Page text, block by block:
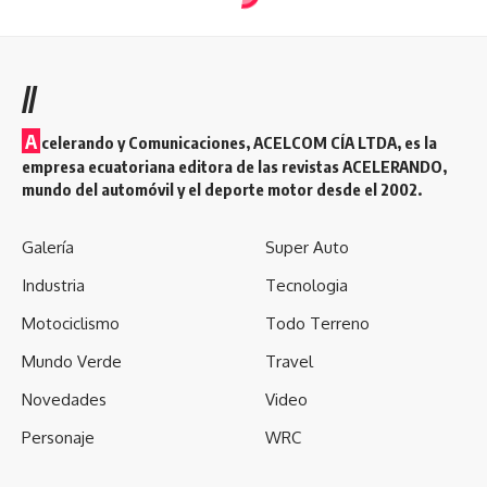
El Mercedes-AMG Project One promete acelerar de 0 a 96
modelo, cada una a un precio de aproximadamente USD 2.5
millones. Las primeras entregas llegarán a lo largo de 2021.
//
A celerando y Comunicaciones, ACELCOM CÍA LTDA, es la
empresa ecuatoriana editora de las revistas ACELERANDO,
mundo del automóvil y el deporte motor desde el 2002.
Galería
Industria
Motociclismo
Mundo Verde
Novedades
Personaje
Super Auto
Tecnologia
Todo Terreno
Travel
Video
WRC